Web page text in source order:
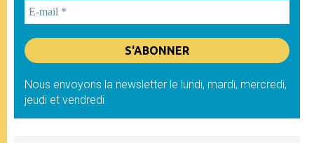
Nous envoyons la newsletter le lundi, mardi, mercredi,
jeudi et vendredi